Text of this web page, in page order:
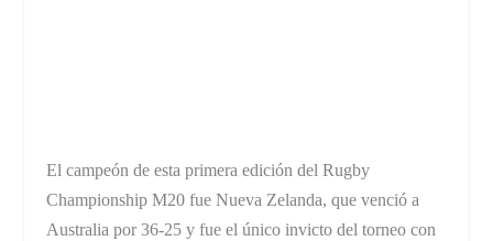
El campeón de esta primera edición del Rugby
Championship M20 fue Nueva Zelanda, que venció a
Australia por 36-25 y fue el único invicto del torneo con